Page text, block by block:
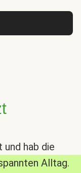
und hab die
Alltag.